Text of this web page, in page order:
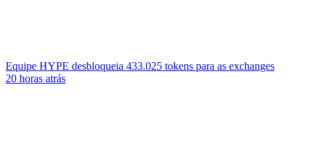
Equipe HYPE desbloqueia 433.025 tokens para as exchanges
20 horas atrás